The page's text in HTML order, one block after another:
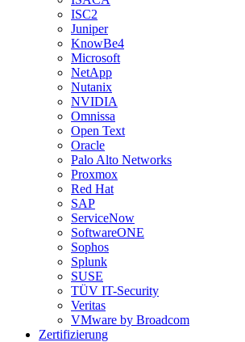
ISC2
Juniper
KnowBe4
Microsoft
NetApp
Nutanix
NVIDIA
Omnissa
Open Text
Oracle
Palo Alto Networks
Proxmox
Red Hat
SAP
ServiceNow
SoftwareONE
Sophos
Splunk
SUSE
TÜV IT-Security
Veritas
VMware by Broadcom
Zertifizierung